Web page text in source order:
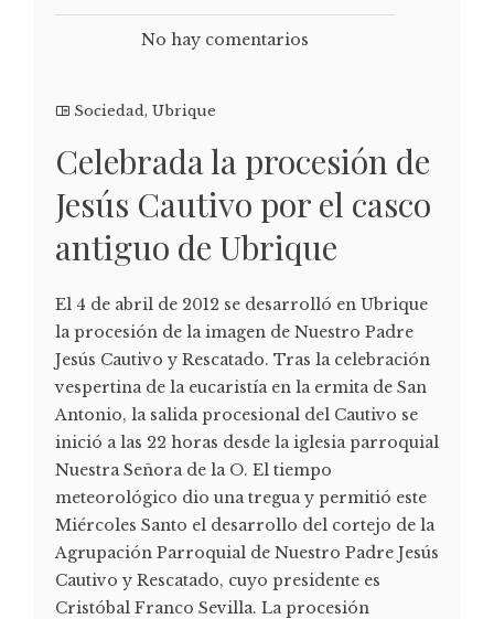
No hay comentarios
Sociedad, Ubrique
Celebrada la procesión de
Jesús Cautivo por el casco
antiguo de Ubrique
El 4 de abril de 2012 se desarrolló en Ubrique
la procesión de la imagen de Nuestro Padre
Jesús Cautivo y Rescatado. Tras la celebración
vespertina de la eucaristía en la ermita de San
Antonio, la salida procesional del Cautivo se
inició a las 22 horas desde la iglesia parroquial
Nuestra Señora de la O. El tiempo
meteorológico dio una tregua y permitió este
Miércoles Santo el desarrollo del cortejo de la
Agrupación Parroquial de Nuestro Padre Jesús
Cautivo y Rescatado, cuyo presidente es
Cristóbal Franco Sevilla. La procesión